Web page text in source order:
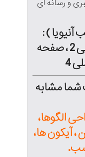
) :
2 ،
صفحه
مشابه
الگوها،
، آیکون ها،